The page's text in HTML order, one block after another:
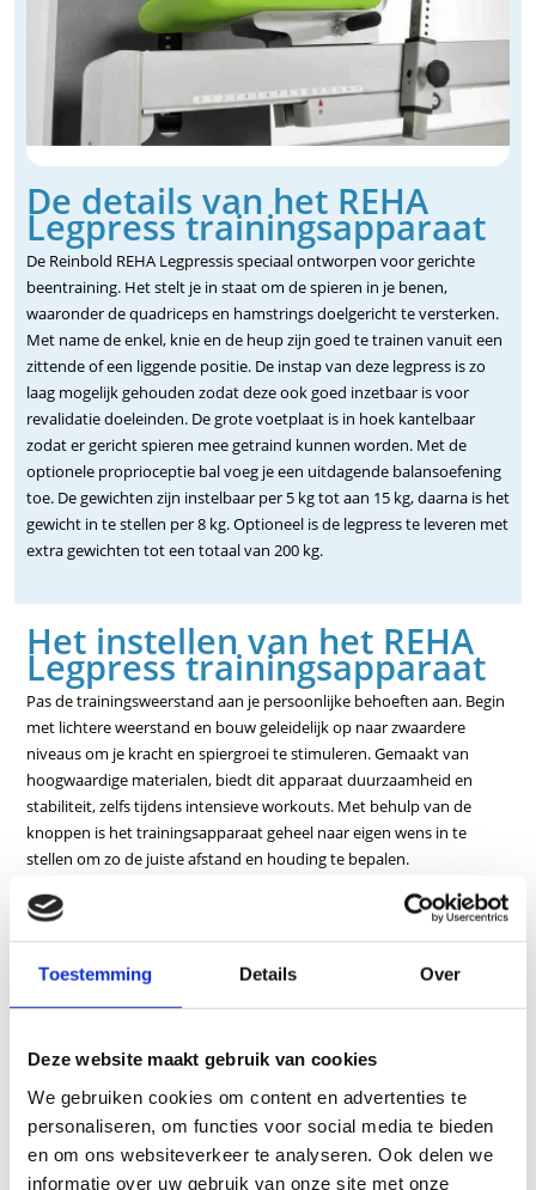
Toestemming Details Over
Deze website maakt gebruik van cookies
We gebruiken cookies om content en advertenties te
personaliseren, om functies voor social media te bieden
en om ons websiteverkeer te analyseren. Ook delen we
informatie over uw gebruik van onze site met onze
De details van het REHA
Legpress trainingsapparaat
De Reinbold REHA Legpressis speciaal ontworpen voor gerichte
beentraining. Het stelt je in staat om de spieren in je benen,
waaronder de quadriceps en hamstrings doelgericht te versterken.
Met name de enkel, knie en de heup zijn goed te trainen vanuit een
zittende of een liggende positie. De instap van deze legpress is zo
laag mogelijk gehouden zodat deze ook goed inzetbaar is voor
revalidatie doeleinden. De grote voetplaat is in hoek kantelbaar
zodat er gericht spieren mee getraind kunnen worden. Met de
optionele proprioceptie bal voeg je een uitdagende balansoefening
toe. De gewichten zijn instelbaar per 5 kg tot aan 15 kg, daarna is het
gewicht in te stellen per 8 kg. Optioneel is de legpress te leveren met
extra gewichten tot een totaal van 200 kg.
Het instellen van het REHA
Legpress trainingsapparaat
Pas de trainingsweerstand aan je persoonlijke behoeften aan. Begin
met lichtere weerstand en bouw geleidelijk op naar zwaardere
niveaus om je kracht en spiergroei te stimuleren. Gemaakt van
hoogwaardige materialen, biedt dit apparaat duurzaamheid en
stabiliteit, zelfs tijdens intensieve workouts. Met behulp van de
knoppen is het trainingsapparaat geheel naar eigen wens in te
stellen om zo de juiste afstand en houding te bepalen.
Kenmerken
Inclusief bewegingsbegrenzers en lendenkussen, evenals
Speciale geluidsreducerende elementen tussen de gewichten
Eenvoudige instelling van de startpositie
Pneumatische veerondersteunde rugleuningverstelling vanuit
zit
Tot bijna liggende en in hoek verstelbare voetsteun